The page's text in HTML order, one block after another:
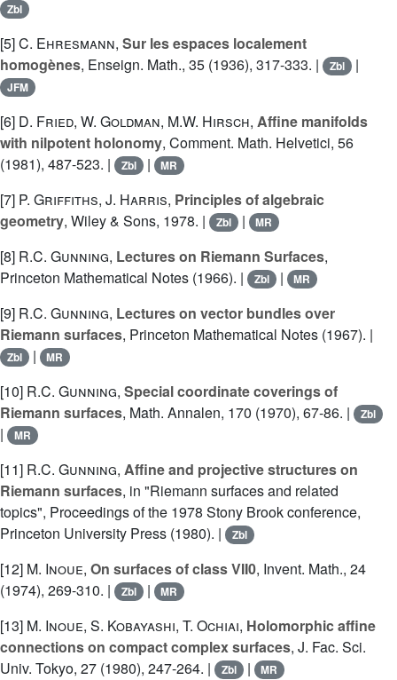
Zbl
[5]C. Ehresmann, Sur les espaces localement
homogènes, Enseign. Math., 35 (1936), 317-333. | Zbl |
JFM
[6] D. Fried, W. Goldman, M.W. Hirsch, Affine manifolds
with nilpotent holonomy, Comment. Math. Helvetici, 56
(1981), 487-523. |
Zbl | MR
[7] P. Griffiths, J. Harris, Principles of algebraic
geometry, Wiley & Sons, 1978. | Zbl | MR
[8] R.C. Gunning, Lectures on Riemann Surfaces,
Princeton Mathematical Notes (1966). |
Zbl | MR
[9] R.C. Gunning, Lectures on vector bundles over
Riemann surfaces, Princeton Mathematical Notes (1967). |
Zbl | MR
[10] R.C. Gunning, Special coordinate coverings of
Riemann surfaces, Math. Annalen, 170 (1970), 67-86. | Zbl
| MR
[11] R.C. Gunning, Affine and projective structures on
Riemann surfaces, in "Riemann surfaces and related
topics", Proceedings of the 1978 Stony Brook conference,
Princeton University Press (1980). |
Zbl
[12] M. Inoue, On surfaces of class VII0, Invent. Math., 24
(1974), 269-310. |
Zbl | MR
[13] M. Inoue, S. Kobayashi, T. Ochiai, Holomorphic affine
connections on compact complex surfaces, J. Fac. Sci.
Univ. Tokyo, 27 (1980), 247-264. |
Zbl | MR